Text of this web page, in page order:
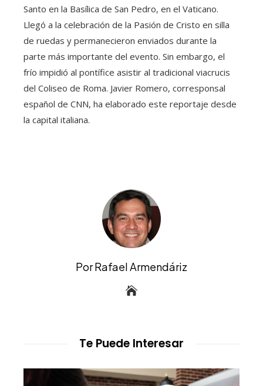
Santo en la Basílica de San Pedro, en el Vaticano.
Llegó a la celebración de la Pasión de Cristo en silla
de ruedas y permanecieron enviados durante la
parte más importante del evento. Sin embargo, el
frío impidió al pontífice asistir al tradicional viacrucis
del Coliseo de Roma. Javier Romero, corresponsal
español de CNN, ha elaborado este reportaje desde
la capital italiana.
Por Rafael Armendáriz
Te Puede Interesar